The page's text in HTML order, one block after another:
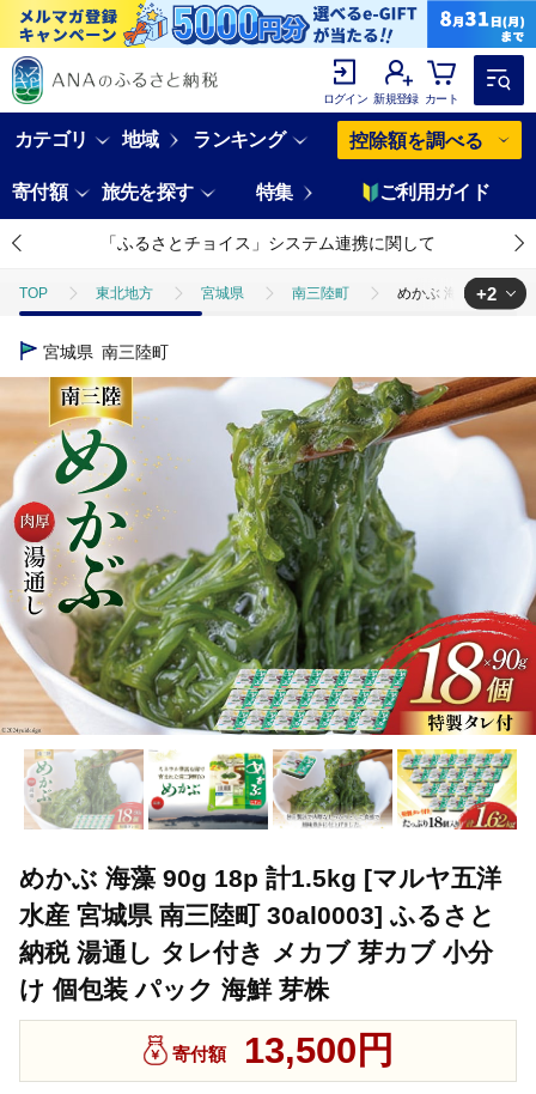
ログイン 新規登録 カート
カテゴリ 地域 ランキング 控除額を調べる
寄付額 旅先を探す 特集 ご利用ガイド
「ふるさとチョイス」システム連携に関して
TOP 東北地方 宮城県 南三陸町 めかぶ 海藻 90g 18p
TOP
加工食品 ほかの加工食品 めかぶ 海藻 90g 18p 計
+2
宮城県 南三陸町
めかぶ 海藻 90g 18p 計1.5kg [マルヤ五洋
水産 宮城県 南三陸町 30al0003] ふるさと
納税 湯通し タレ付き メカブ 芽カブ 小分
け 個包装 パック 海鮮 芽株
寄付額 13,500円